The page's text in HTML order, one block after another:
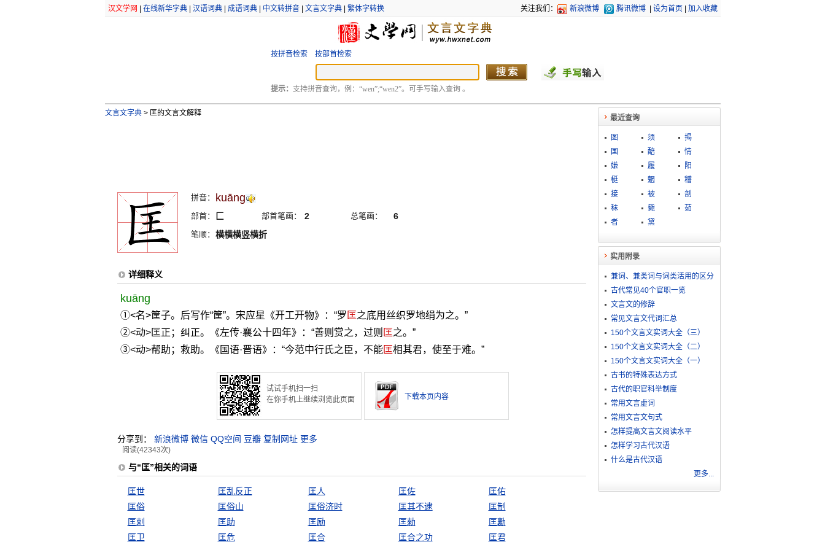
汉文学网 在线新华字典| 汉语词典| 成语词典| 中文转拼音| 文言文字典| 繁体字转换 关注我们： 新浪微博 腾讯微博 设为首页 加入收藏
按拼音检索 按部首检索
提示： 支持拼音查询，例：“wen”;“wen2”。可手写输入查询 。
文言文字典 >匡的文言文解释
拼音： kuāng
部首： 匚 部首笔画： 2 总笔画： 6
笔顺： 横横横竖横折
详细释义
kuāng
①<名>筐子。后写作“筐”。宋应星《开工开物》：“罗 匡之底用丝织罗地绢为之。”
②<动>匡正；纠正。《左传·襄公十四年》：“善则赏之，过则 匡之。”
③<动>帮助；救助。《国语·晋语》：“今范中行氏之臣，不能匡相其君，使至于难。”
试试手机扫一扫
在你手机上继续浏览此页面
下载本页内容
分享到： 新浪微博 微信 QQ空间 豆瓣 复制网址 更多
阅读(42343次)
与“匡”相关的词语
匡世 匡乱反正 匡人 匡佐
匡佑
匡俗
匡俗山 匡俗济时 匡其不逮
匡制
匡剌
匡助 匡励 匡勑
匡勷
匡卫
匡危 匡合 匡合之功 匡君
最近查询
图 须
揭
国
醅
情
嫌
履
阳
梃
魍
稽
接
被
剖
秣
毙
茹
者
黛
实用附录
兼词、兼类词与词类活用的区分
古代常见40个官职一览
文言文的修辞
常见文言文代词汇总
150个文言文实词大全（三）
150个文言文实词大全（二）
150个文言文实词大全（一）
古书的特殊表达方式
古代的职官科举制度
常用文言虚词
常用文言文句式
怎样提高文言文阅读水平
怎样学习古代汉语
什么是古代汉语
更多...